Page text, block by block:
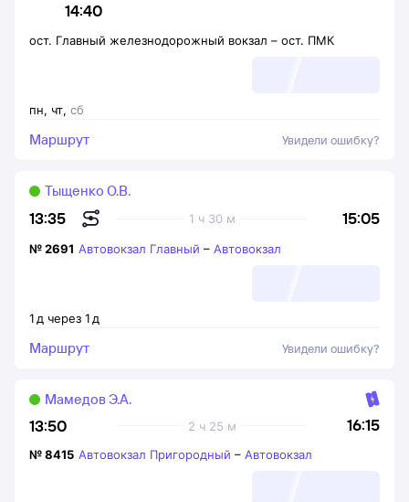
14:40
пн, чт, сб
ост. Главный железнодорожный вокзал – ост. ПМК
Маршрут Увидели ошибку?
13:35 15:05
1 ч 30 м
Тыщенко О.В.
1 д через 1 д
№2691 Автовокзал Главный – Автовокзал
Маршрут Увидели ошибку?
13:50 16:15
2 ч 25 м
Мамедов Э.А.
№8415 Автовокзал Пригородный – Автовокзал